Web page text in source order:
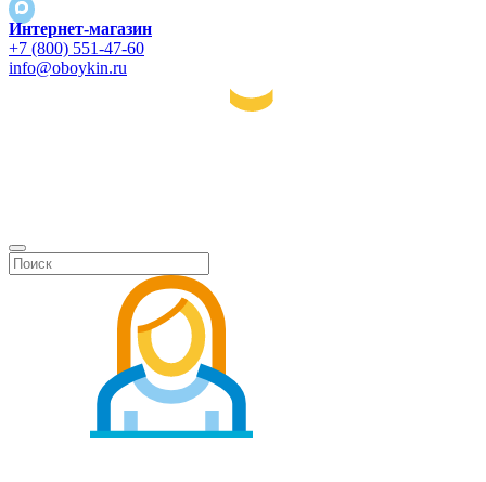
Интернет-магазин
+7 (800) 551-47-60
info@oboykin.ru